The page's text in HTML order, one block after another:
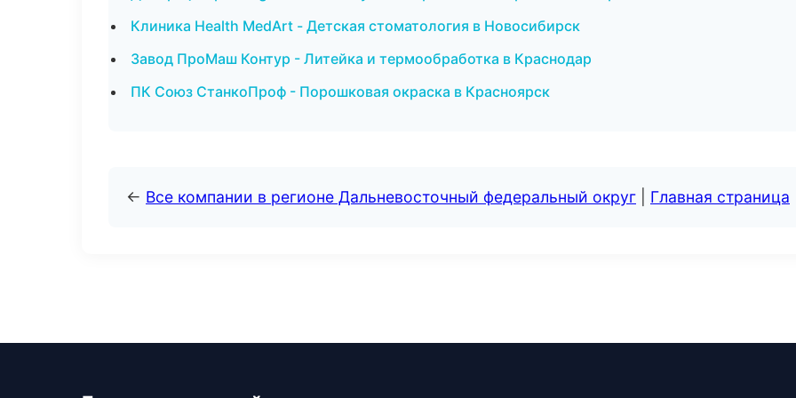
Клиника Health MedArt - Детская стоматология в Новосибирск
Завод ПроМаш Контур - Литейка и термообработка в Краснодар
ПК Союз СтанкоПроф - Порошковая окраска в Красноярск
← Все компании в регионе Дальневосточный федеральный округ Главная страница